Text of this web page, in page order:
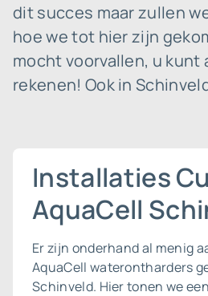
dit succes maar zullen
hoe we tot hier zijn
mocht voorvallen, u kunt
rekenen! Ook in
Installaties
AquaCell
Er zijn onderhand al menig
AquaCell waterontharders
Schinveld. Hier tonen we